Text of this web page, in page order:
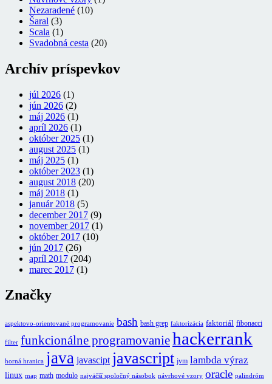
Nezaradené (10)
Šaral (3)
Scala (1)
Svadobná cesta (20)
Archív príspevkov
júl 2026 (1)
jún 2026 (2)
máj 2026 (1)
apríl 2026 (1)
október 2025 (1)
august 2025 (1)
máj 2025 (1)
október 2023 (1)
august 2018 (20)
máj 2018 (1)
január 2018 (5)
december 2017 (9)
november 2017 (1)
október 2017 (10)
jún 2017 (26)
apríl 2017 (204)
marec 2017 (1)
Značky
aspektovo-orientované programovanie bash bash grep faktorizácia faktoriál fibonacci
filter funkcionálne programovaniehackerrank
horná hranica java javascipt javascript jvm lambda výraz
linux map math modulo najväčší spoločný násobok návrhové vzory oracle palindróm